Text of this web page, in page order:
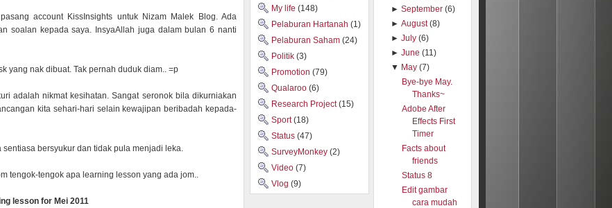
account KissInsights untuk Nizam Malek Blog. Ada
soalan kepada saya. InsyaAllah juga dalam bulan 6 nanti
yang nak dibuat. Tak pernah duduk diam.. =p
adalah nikmat kesihatan. Sangat seronok bila dikurniakan
kita sehari-hari selain kewajipan beribadah kepada-
bersyukur dan tidak pula menjadi leka.
tengok-tengok apa learning lesson yang ada jom..
lesson for Mei 2011
My life (148)
Pelaburan Hartanah (1)
Pelaburan Saham (24)
Politik (3)
Promotion (79)
Qualaroo (6)
Research Project(15)
Sport(18)
Status (47)
SurveyMonkey (2)
Video (7)
Vlog (9)
►September (6)
►August (8)
►July (6)
►June (11)
▼ May (7)
Bye-bye May.
Thanks~
Adobe After
Effects First
Timer
Facts about
friends
Status 8
Edit gambar
cara mudah